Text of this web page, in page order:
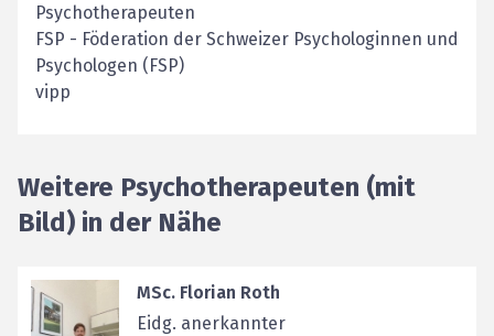
Psychotherapeuten
FSP - Föderation der Schweizer Psychologinnen und
Psychologen (FSP)
vipp
Weitere Psychotherapeuten (mit
Bild) in der Nähe
MSc. Florian Roth
Eidg. anerkannter